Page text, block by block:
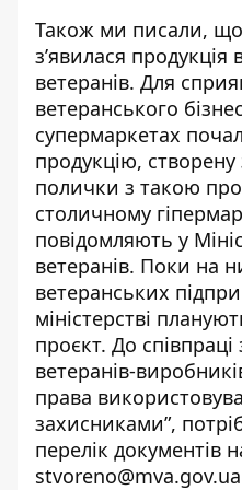
Також ми писали,
з’явилася продукція
ветеранів. Для
ветеранського
супермаркетах
продукцію,
полички з такою
столичному
повідомляють у
ветеранів. Поки на
ветеранських
міністерстві
проєкт. До
ветеранів-
права
захисниками”,
перелік документів